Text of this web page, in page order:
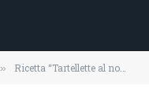
» Ricetta “Tartellette al non formaggio”